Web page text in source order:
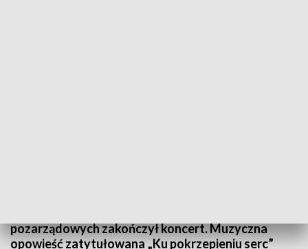
pozarządowych zakończył koncert. Muzyczna
opowieść zatytułowana „Ku pokrzepieniu serc”